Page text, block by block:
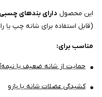
این محصول دارای بندهای
(قابل استفاده برای شانه چپ
مناسب برای:
حمایت از شانه ضعیف یا
کشیدگی عضلات شانه یا بازو